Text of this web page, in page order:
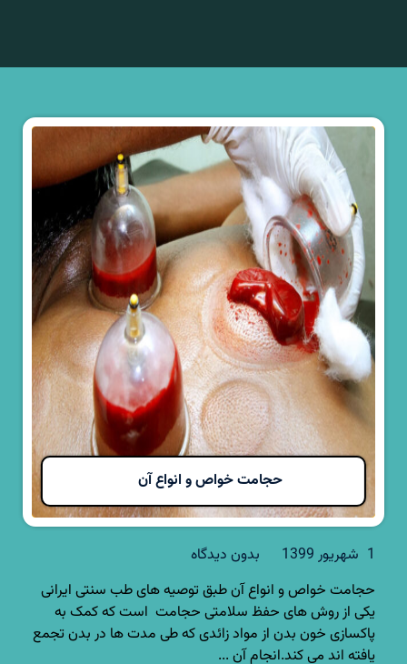
حجامت خواص و انواع آن
1 شهریور 1399
بدون دیدگاه
حجامت خواص و انواع آن طبق توصیه های طب سنتی ایرانی
یکی از روش های حفظ سلامتی حجامت است که کمک به
پاکسازی خون بدن از مواد زائدی که طی مدت ها در بدن تجمع
یافته اند می کند.انجام آن ...